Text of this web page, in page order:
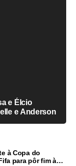
e Élcio
e Anderson
à Copa do
para pôr fim à